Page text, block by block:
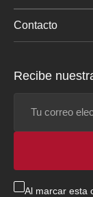
Contacto
Recibe
Al marcar esta